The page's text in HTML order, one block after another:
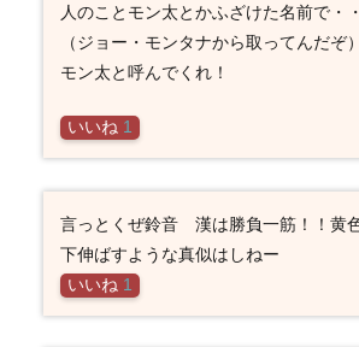
人のことモン太とかふざけた名前で・
（ジョー・モンタナから取ってんだぞ）
モン太と呼んでくれ！
いいね 1
言っとくぜ鈴音 漢は勝負一筋！！黄
下伸ばすような真似はしねー
いいね 1